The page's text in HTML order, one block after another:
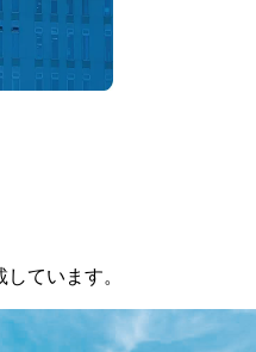
ています。